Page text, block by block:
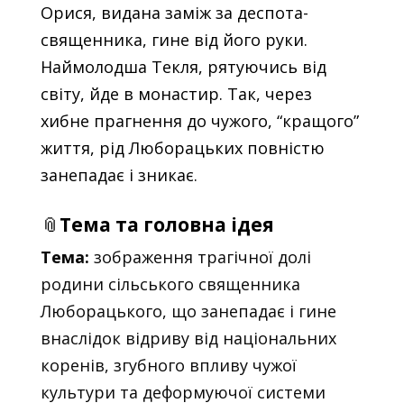
Орися, видана заміж за деспота-
священника, гине від його руки.
Наймолодша Текля, рятуючись від
світу, йде в монастир. Так, через
хибне прагнення до чужого, “кращого”
життя, рід Люборацьких повністю
занепадає і зникає.
📎 Тема та головна ідея
Тема: зображення трагічної долі
родини сільського священника
Люборацького, що занепадає і гине
внаслідок відриву від національних
коренів, згубного впливу чужої
культури та деформуючої системи